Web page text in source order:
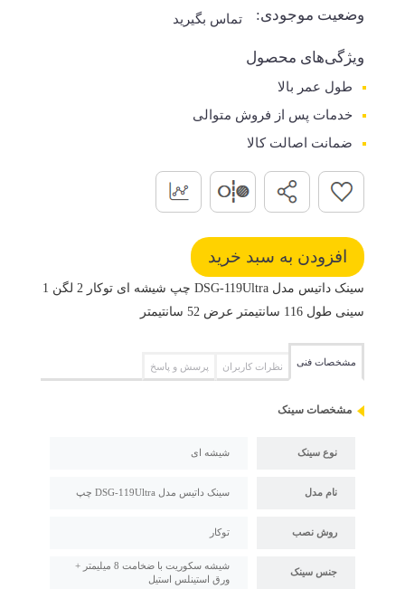
وضعیت موجودی: تماس بگیرید
ویژگی‌های محصول
طول عمر بالا
خدمات پس از فروش متوالی
ضمانت اصالت کالا
سینک داتیس مدل DSG-119Ultra چپ شیشه ای توکار 2 لگن 1
سینی طول 116 سانتیمتر عرض 52 سانتیمتر
مشخصات فنی نظرات کاربران پرسش و پاسخ
مشخصات سینک
نوع سینک شیشه ای
نام مدل سینک داتیس مدل DSG-119Ultra چپ
روش نصب توکار
جنس سینک
شیشه سکوریت با ضخامت 8 میلیمتر +
ورق استینلس استیل